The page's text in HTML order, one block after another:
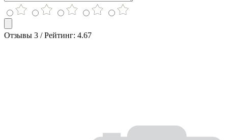
Отзывы 3 / Рейтинг: 4.67